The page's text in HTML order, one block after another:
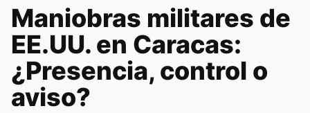
Maniobras militares de
EE.UU. en Caracas:
¿Presencia, control o
aviso?